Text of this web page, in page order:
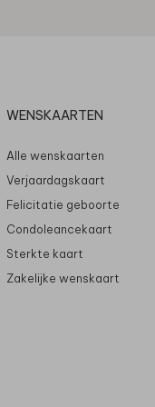
WENSKAARTEN
Alle wenskaarten
Verjaardagskaart
Felicitatie geboorte
Condoleancekaart
Sterkte kaart
Zakelijke wenskaart